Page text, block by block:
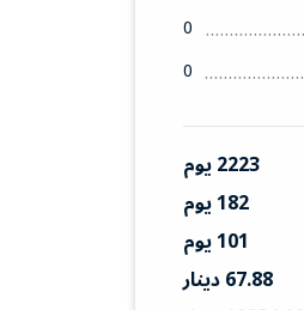
0
0
2223 يوم
182 يوم
101 يوم
67.88 دينار